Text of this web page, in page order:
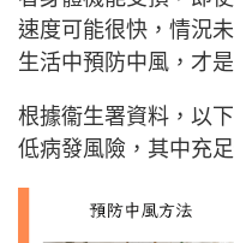
速度可能很快，情況
生活中預防中風，才
根據衞生署資料，以
低病發風險，其中充